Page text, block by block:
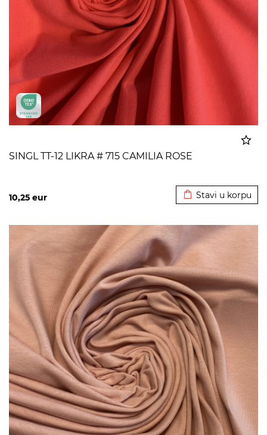
SINGL TT-12 LIKRA # 715 CAMILIA ROSE
10,25 eur Stavi u korpu